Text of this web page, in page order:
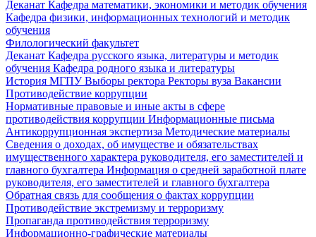
Деканат Кафедра математики, экономики и методик обучения
Кафедра физики, информационных технологий и методик
обучения
Филологический факультет
Деканат Кафедра русского языка, литературы и методик
обучения Кафедра родного языка и литературы
История МГПУВыборы ректора Ректоры вуза Вакансии
Противодействие коррупции
Нормативные правовые и иные акты в сфере
противодействия коррупции Информационные письма
Антикоррупционная экспертиза Методические материалы
Сведения о доходах, об имуществе и обязательствах
имущественного характера руководителя, его заместителей и
главного бухгалтера Информация о средней заработной плате
руководителя, его заместителей и главного бухгалтера
Обратная связь для сообщения о фактах коррупции
Противодействие экстремизму и терроризму
Пропаганда противодействия терроризму
Информационно-графические материалы